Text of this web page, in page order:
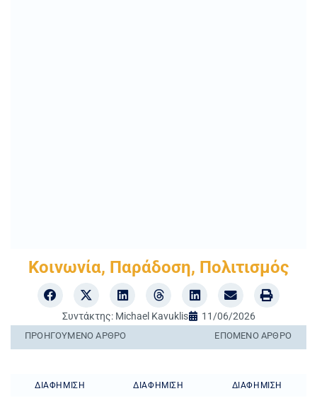
Κοινωνία, Παράδοση, Πολιτισμός
Συντάκτης:Michael Kavuklis 11/06/2026
ΠΡΟΗΓΟΎΜΕΝO ΆΡΘΡΟ ΕΠΌΜΕΝΟ ΆΡΘΡΟ
ΔΙΑΦΉΜΙΣΗ ΔΙΑΦΉΜΙΣΗ ΔΙΑΦΉΜΙΣΗ